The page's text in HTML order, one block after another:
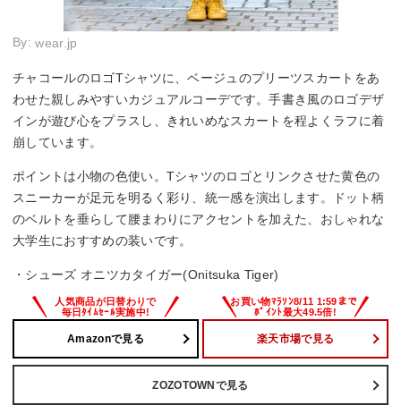
By:wear.jp
チャコールのロゴTシャツに、ベージュのプリーツスカートをあ
わせた親しみやすいカジュアルコーデです。手書き風のロゴデザ
インが遊び心をプラスし、きれいめなスカートを程よくラフに着
崩しています。
ポイントは小物の色使い。Tシャツのロゴとリンクさせた黄色の
スニーカーが足元を明るく彩り、統一感を演出します。ドット柄
のベルトを垂らして腰まわりにアクセントを加えた、おしゃれな
大学生におすすめの装いです。
・シューズ オニツカタイガー(Onitsuka Tiger)
Amazonで見る 楽天市場で見る
ZOZOTOWNで見る